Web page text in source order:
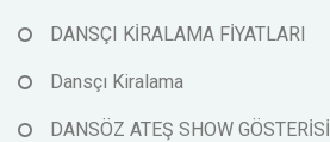
DANSÇI KİRALAMA FİYATLARI
Dansçı Kiralama
DANSÖZ ATEŞ SHOW GÖSTERİSİ